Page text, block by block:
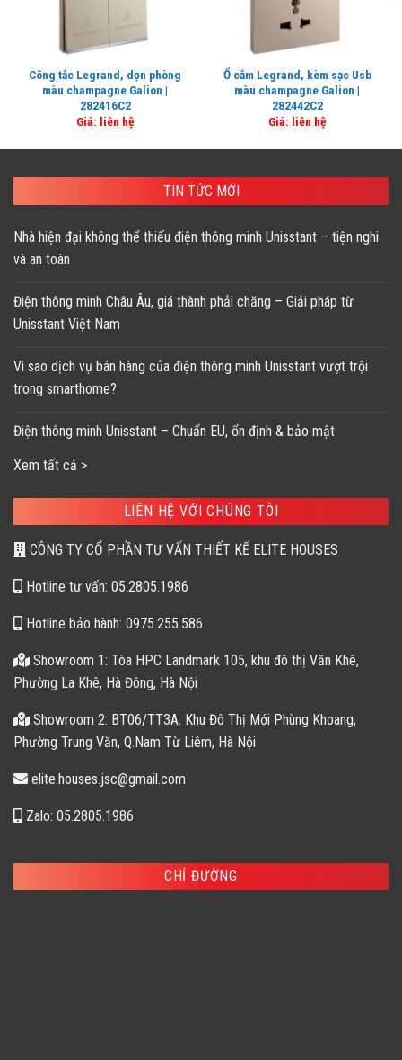
Công tắc Legrand, dọn phòng
màu champagne Galion |
282416C2
Giá: liên hệ
Ổ cắm Legrand, kèm sạc Usb
màu champagne Galion |
282442C2
Giá: liên hệ
TIN TỨC MỚI
Nhà hiện đại không thể thiếu điện thông minh Unisstant – tiện nghi
và an toàn
Điện thông minh Châu Âu, giá thành phải chăng – Giải pháp từ
Unisstant Việt Nam
Vì sao dịch vụ bán hàng của điện thông minh Unisstant vượt trội
trong smarthome?
Điện thông minh Unisstant – Chuẩn EU, ổn định & bảo mật
Xem tất cả >
LIÊN HỆ VỚI CHÚNG TÔI
CÔNG TY CỔ PHẦN TƯ VẤN THIẾT KẾ ELITE HOUSES
Hotline tư vấn: 05.2805.1986
Hotline bảo hành: 0975.255.586
Showroom 1: Tòa HPC Landmark 105, khu đô thị Văn Khê,
Phường La Khê, Hà Đông, Hà Nội
Showroom 2: BT06/TT3A. Khu Đô Thị Mới Phùng Khoang,
Phường Trung Văn, Q.Nam Từ Liêm, Hà Nội
elite.houses.jsc@gmail.com
Zalo: 05.2805.1986
CHỈ ĐƯỜNG